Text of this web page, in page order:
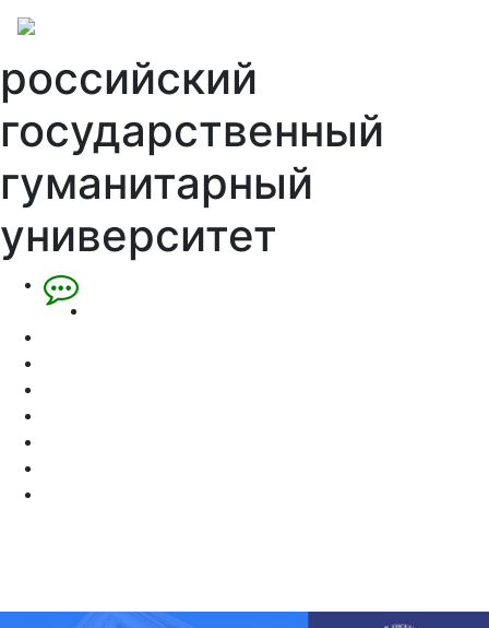
российский
государственный
гуманитарный
университет